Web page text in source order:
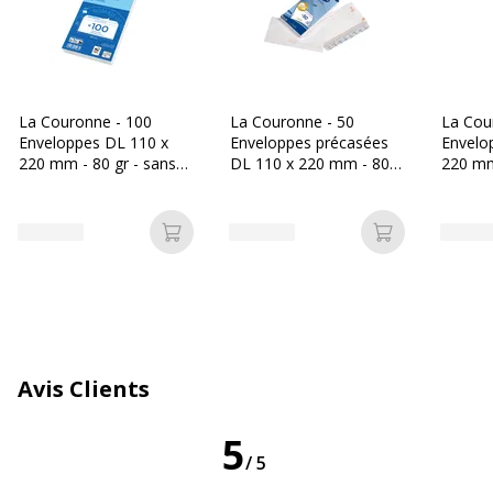
Quantité incluse
Type de produit Enveloppe
Caractéristiques environnementales
Code barre maitre
La Couronne - 100
Enveloppes DL 110 x
220 mm - 80 gr - sans
Ajouter au panier
La Couronne - 50
Enveloppes précasées
DL 110 x 220 mm - 80
Ajouter au
La
220
Avis Clients
5/5